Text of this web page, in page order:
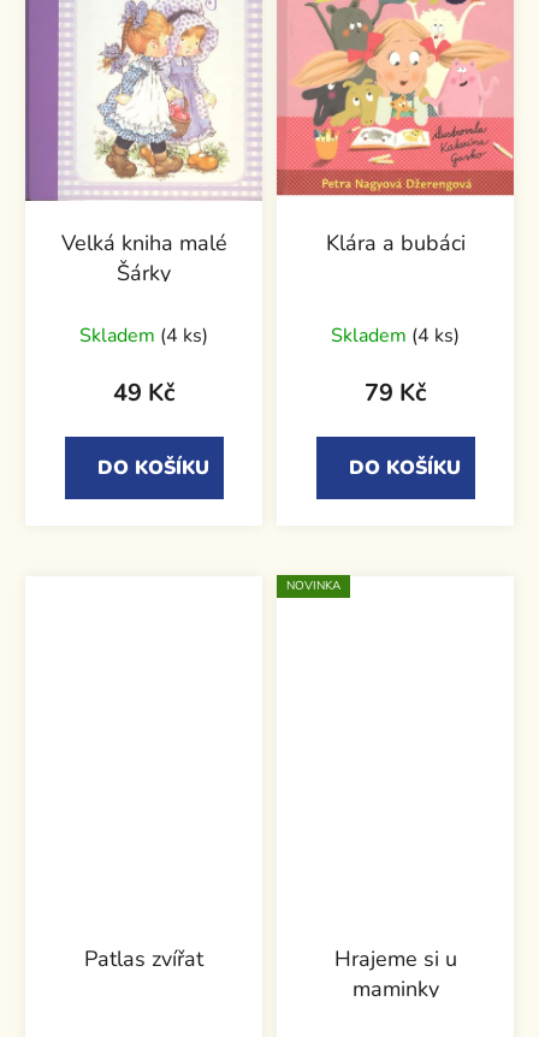
Velká kniha malé
Šárky
Skladem (4 ks)
49 Kč
DO KOŠÍKU
Klára a bubáci
Skladem (4 ks)
79 Kč
DO KOŠÍKU
Patlas zvířat
NOVINKA
Hrajeme si u
maminky